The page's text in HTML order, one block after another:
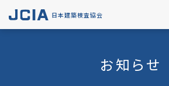
日本建築検査協会
お知らせ